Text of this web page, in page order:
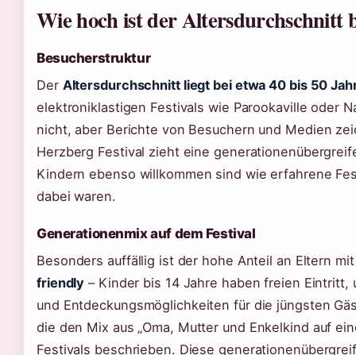
Wie hoch ist der Altersdurchschnitt
Besucherstruktur
Der Altersdurchschnitt liegt bei etwa 40 bis 50
elektroniklastigen Festivals wie Parookaville oder
nicht, aber Berichte von Besuchern und Medien
Herzberg Festival zieht eine
Kindern ebenso willkommen sind wie erfahrene
dabei waren.
Generationenmix auf dem Festival
Besonders auffällig ist der hohe Anteil an Eltern
friendly – Kinder bis 14 Jahre haben freien
und Entdeckungsmöglichkeiten für die jüngsten
die den Mix aus „Oma, Mutter und Enkelkind auf
Festivals beschrieben. Diese